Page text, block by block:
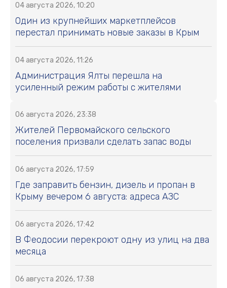
04 августа 2026, 10:20
Один из крупнейших маркетплейсов
перестал принимать новые заказы в Крым
04 августа 2026, 11:26
Администрация Ялты перешла на
усиленный режим работы с жителями
06 августа 2026, 23:38
Жителей Первомайского сельского
поселения призвали сделать запас воды
06 августа 2026, 17:59
Где заправить бензин, дизель и пропан в
Крыму вечером 6 августа: адреса АЗС
06 августа 2026, 17:42
В Феодосии перекроют одну из улиц на два
месяца
06 августа 2026, 17:38